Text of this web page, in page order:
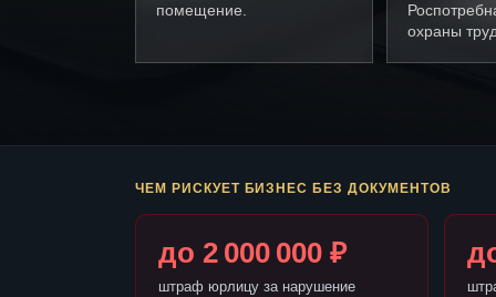
помещение.
охраны
ЧЕМ РИСКУЕТ БИЗНЕС БЕЗ ДОКУМЕНТОВ
до 2 000 000 ₽
штраф юрлицу за нарушение